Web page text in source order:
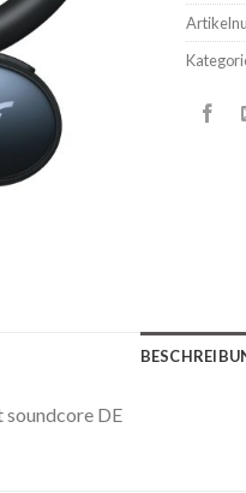
soundcore DE